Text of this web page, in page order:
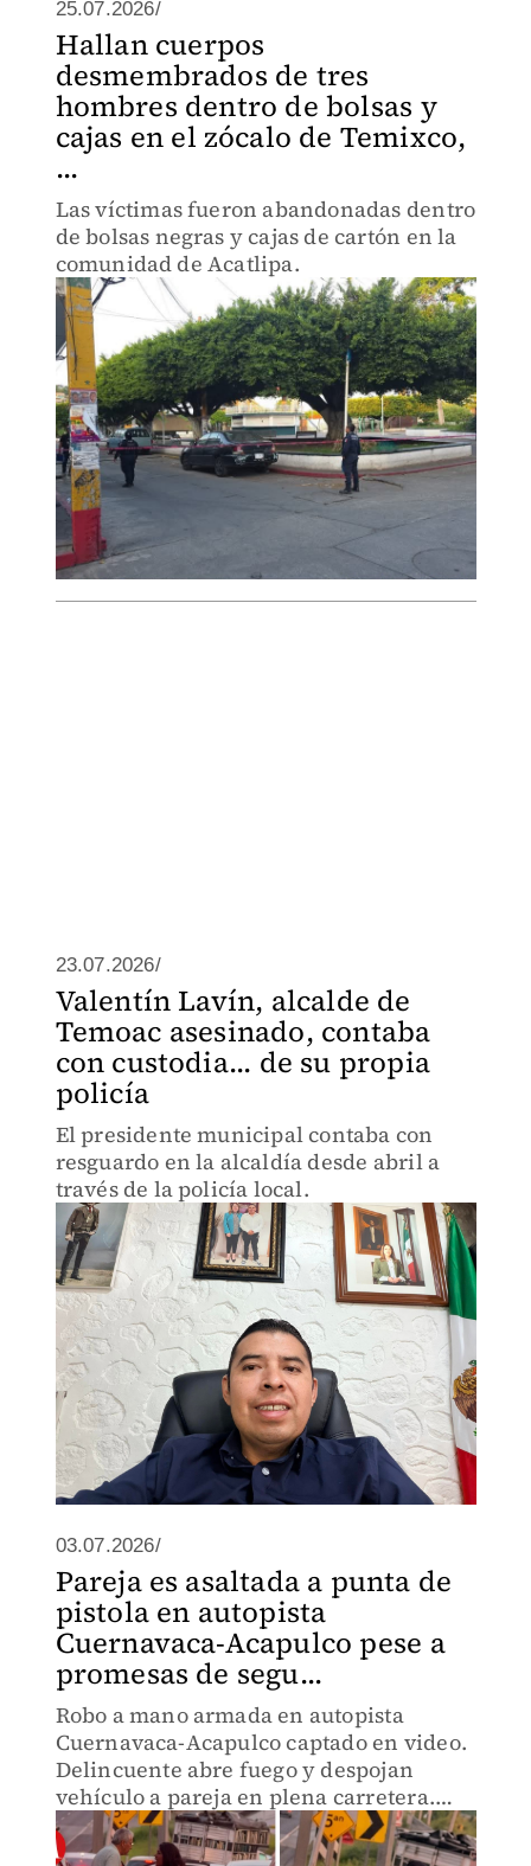
25.07.2026/
Hallan cuerpos
desmembrados de tres
hombres dentro de bolsas y
cajas en el zócalo de Temixco,
...
Las víctimas fueron abandonadas dentro
de bolsas negras y cajas de cartón en la
comunidad de Acatlipa.
23.07.2026/
Valentín Lavín, alcalde de
Temoac asesinado, contaba
con custodia... de su propia
policía
El presidente municipal contaba con
resguardo en la alcaldía desde abril a
través de la policía local.
03.07.2026/
Pareja es asaltada a punta de
pistola en autopista
Cuernavaca-Acapulco pese a
promesas de segu...
Robo a mano armada en autopista
Cuernavaca-Acapulco captado en video.
Delincuente abre fuego y despojan
vehículo a pareja en plena carretera.
Autoridades investigan si hay detenidos